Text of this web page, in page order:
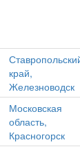
край,
Железноводск
Московская
область,
Красногорск